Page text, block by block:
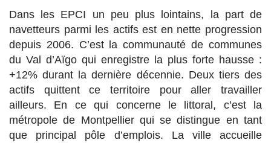
Dans les EPCI un peu plus lointains, la part de
navetteurs parmi les actifs est en nette progression
depuis 2006. C’est la communauté de communes
du Val d’Aïgo qui enregistre la plus forte hausse :
+12% durant la dernière décennie. Deux tiers des
actifs quittent ce territoire pour aller travailler
ailleurs. En ce qui concerne le littoral, c’est la
métropole de Montpellier qui se distingue en tant
que principal pôle d’emplois. La ville accueille